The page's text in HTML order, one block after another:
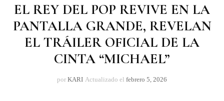
EL REY DEL POP REVIVE EN LA
PANTALLA GRANDE, REVELAN
EL TRÁILER OFICIAL DE LA
CINTA “MICHAEL”
por KARI Actualizado el febrero 5, 2026